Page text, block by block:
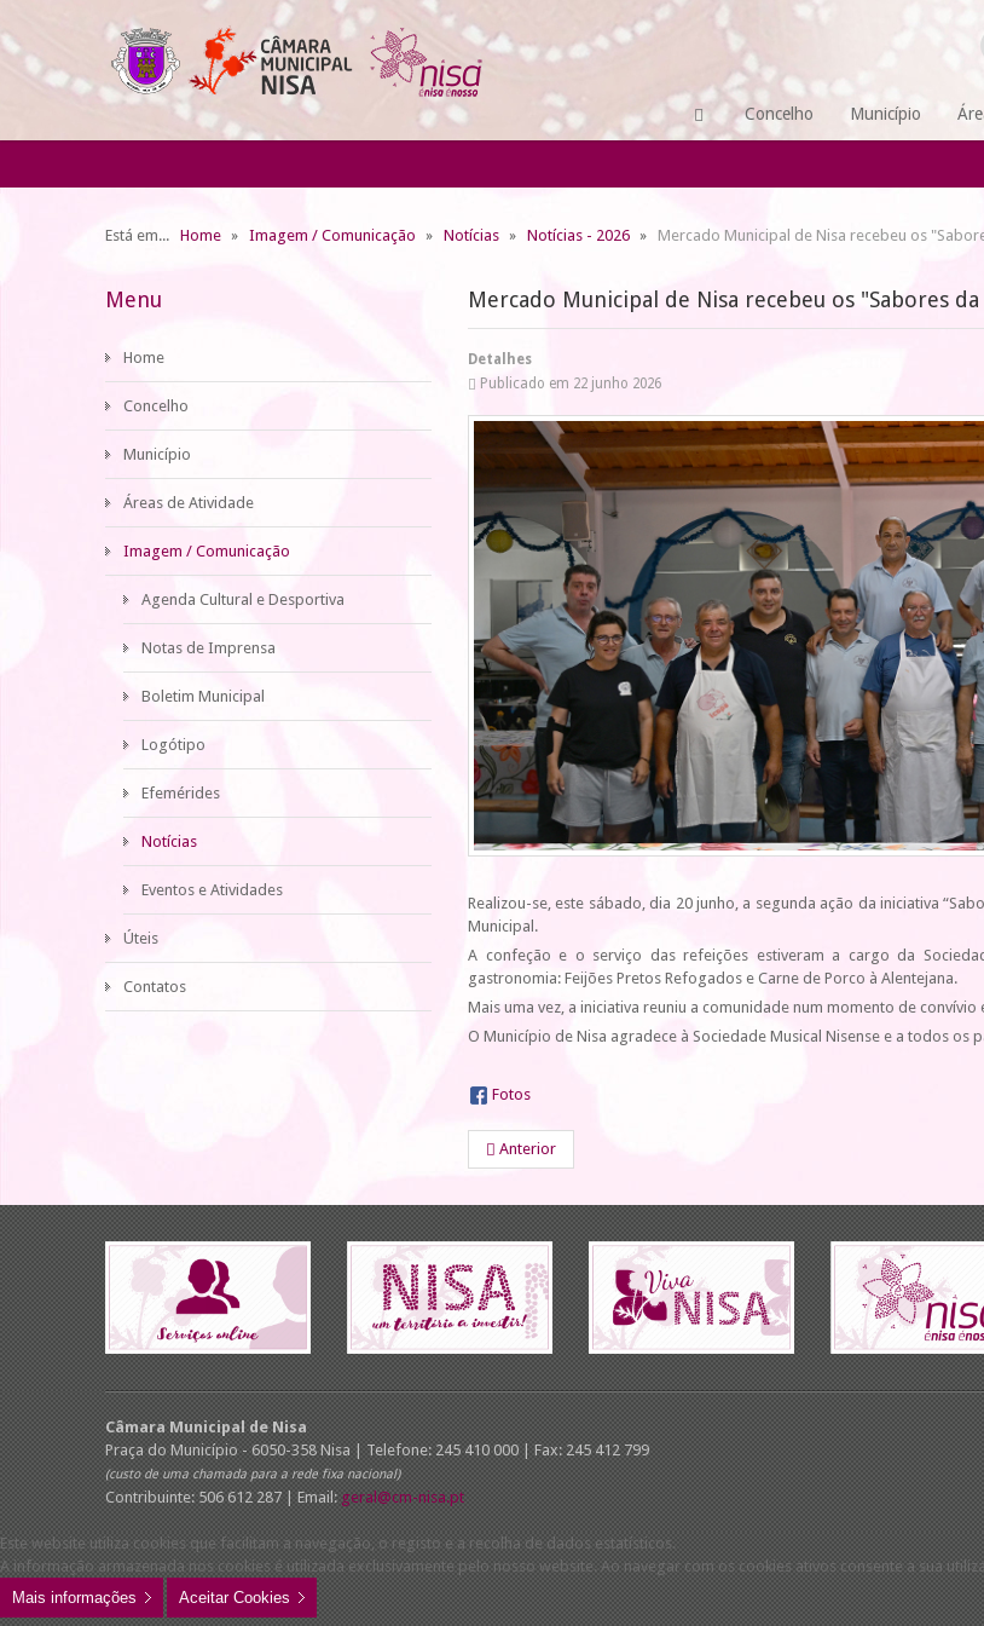
Concelho Município
Está em... Home Imagem / Comunicação Notícias Notícias - 2026 Mercado Municipal de Nisa recebeu os
Mercado Municipal de Nisa recebeu os "Sabores
Detalhes
Publicado em 22 junho 2026
Realizou-se, este sábado, dia 20 junho, a segunda ação da iniciativa
Municipal.
A confeção e o serviço das refeições estiveram a cargo da
gastronomia: Feijões Pretos Refogados e Carne de Porco à Alentejana.
Mais uma vez, a iniciativa reuniu a comunidade num momento de
O Município de Nisa agradece à Sociedade Musical Nisense e a todos
Fotos
Anterior
Menu
Home
Concelho
Município
Áreas de Atividade
Imagem / Comunicação
Agenda Cultural e Desportiva
Notas de Imprensa
Boletim Municipal
Logótipo
Efemérides
Notícias
Eventos e Atividades
Úteis
Contatos
Câmara Municipal de Nisa
Praça do Município - 6050-358 Nisa | Telefone: 245 410 000 | Fax: 245 412 799
(custo de uma chamada para a rede fixa nacional)
Contribuinte: 506 612 287 | Email: geral@cm-nisa.pt
Este website utiliza cookies que facilitam a navegação, o registo e a recolha de dados estatísticos.
A informação armazenada nos cookies é utilizada exclusivamente pelo nosso website. Ao navegar com os cookies ativos consente a sua
Mais informações
Aceitar Cookies